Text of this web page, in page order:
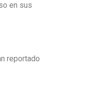
en sus
reportado